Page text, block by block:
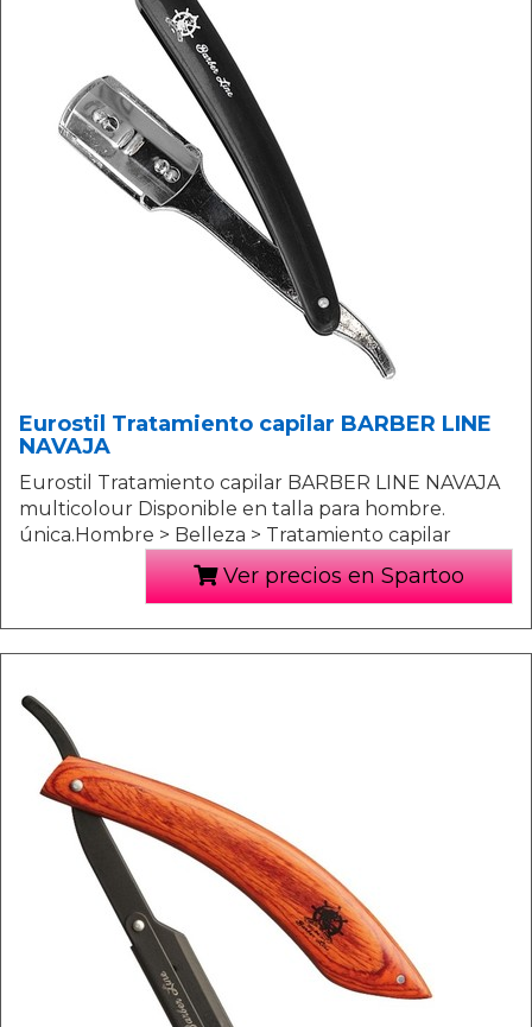
Eurostil Tratamiento capilar BARBER LINE
NAVAJA
Eurostil Tratamiento capilar BARBER LINE NAVAJA
multicolour Disponible en talla para hombre.
única.Hombre > Belleza > Tratamiento capilar
Ver precios en Spartoo